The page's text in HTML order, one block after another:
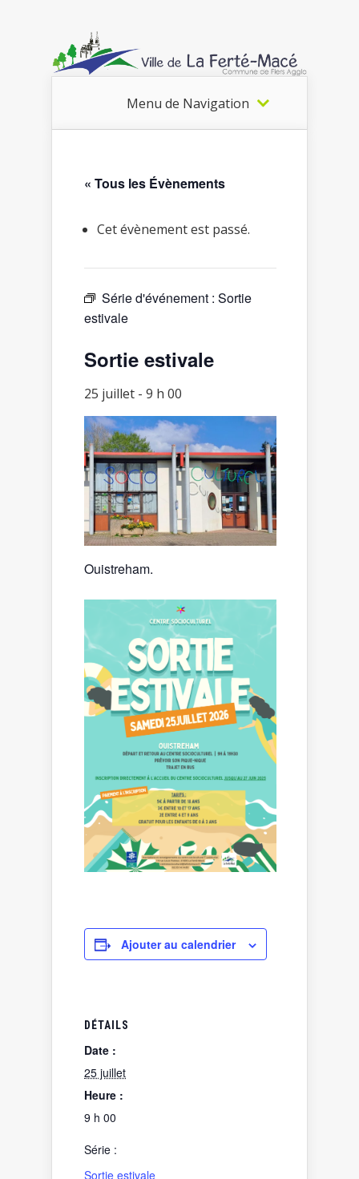
Menu de Navigation
« Tous les Évènements
Cet évènement est passé.
Série d'événement : Sortie
estivale
Sortie estivale
25 juillet - 9 h 00
Ouistreham.
Ajouter au calendrier
DÉTAILS
Date :
25 juillet
Heure :
9 h 00
Série :
Sortie estivale